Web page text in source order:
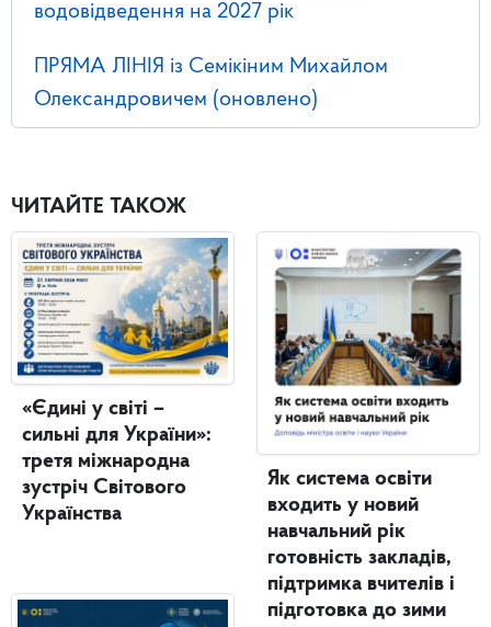
водовідведення на 2027 рік
ПРЯМА ЛІНІЯ із Семікіним Михайлом
Олександровичем (оновлено)
ЧИТАЙТЕ ТАКОЖ
«Єдині у світі –
сильні для України»:
третя міжнародна
зустріч Світового
Українства
Як система освіти
входить у новий
навчальний рік
готовність закладів,
підтримка вчителів і
підготовка до зими